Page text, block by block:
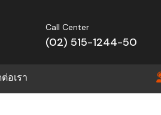
Call Center
(02) 515-1244-50
อเรา